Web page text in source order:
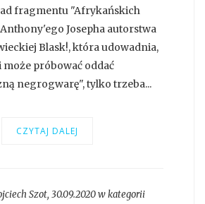
fragmentu "Afrykańskich
Josepha autorstwa
Blask!, która udowadnia,
może próbować oddać
negrogwarę", tylko trzeba...
CZYTAJ DALEJ
Szot, 30.09.2020 w kategorii